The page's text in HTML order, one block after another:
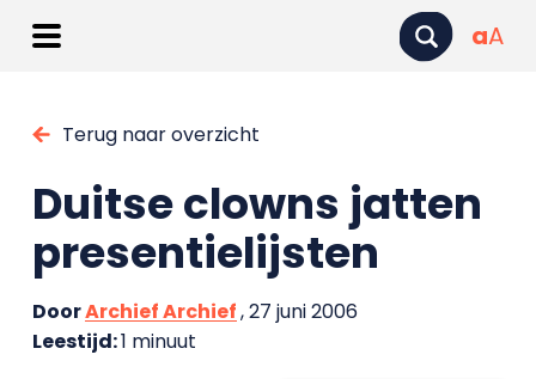
aA
Terug naar overzicht
Duitse clowns jatten
presentielijsten
DoorArchief Archief, 27 juni 2006
Leestijd:1 minuut